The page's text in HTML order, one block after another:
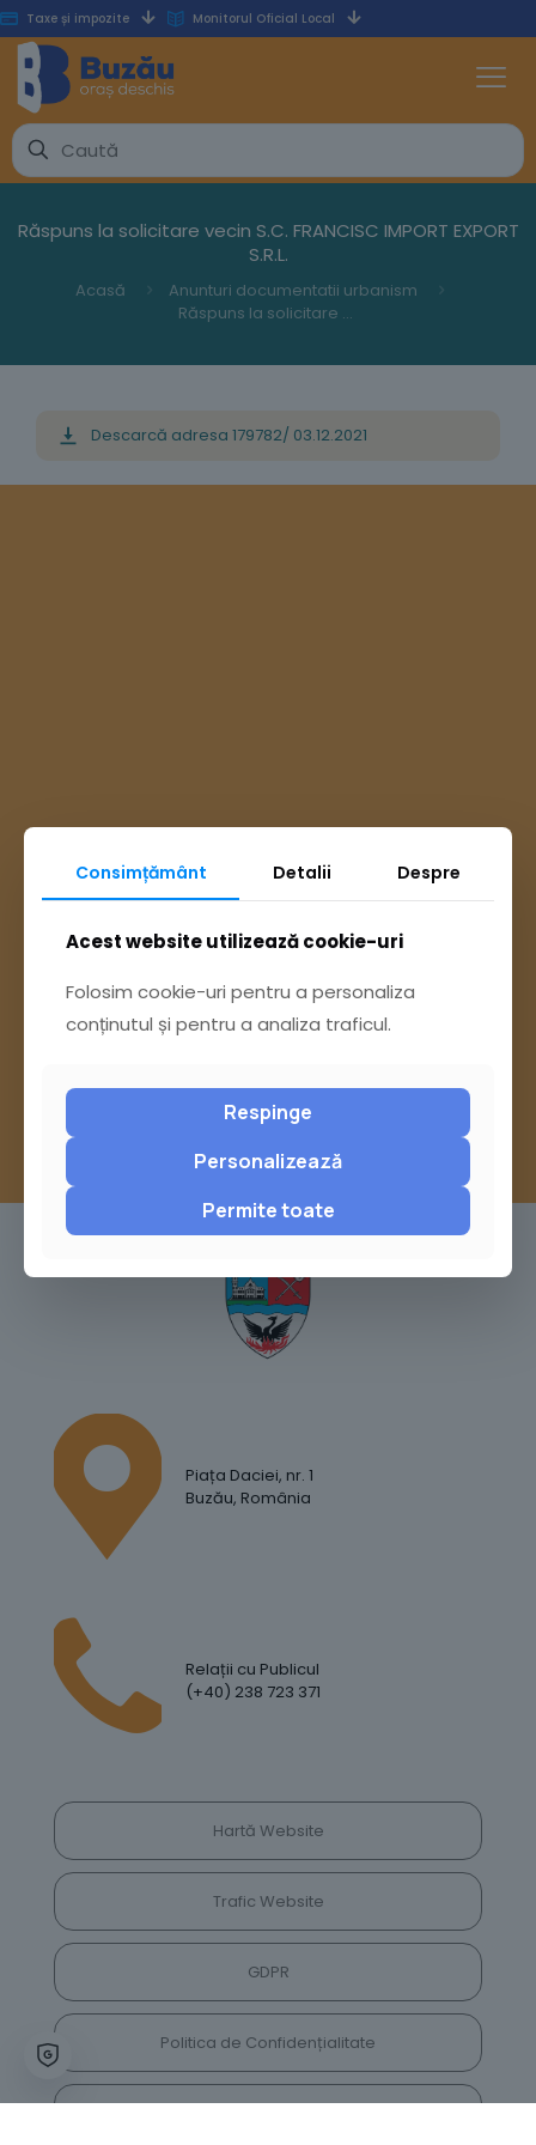
Taxe și impozite Monitorul Oficial Local
Răspuns la solicitare vecin S.C. FRANCISC IMPORT EXPORT
S.R.L.
Acasă
Anunturi documentatii urbanism
Răspuns la solicitare vecin S.C. FRANCISC IMPORT EXPORT S.R.L.
Descarcă adresa 179782/ 03.12.2021
Ai întrebări? Accesează
sau trimite o sesizare pe Buzău City
Piața Daciei, nr. 1
Buzău, România
Relații cu Publicul
(+40) 238 723 371
Hartă Website
Trafic Website
GDPR
Politica de Confidențialitate
Consimțământ Detalii Despre
Acest website utilizează cookie-uri
Folosim cookie-uri pentru a personaliza
conținutul și pentru a analiza traficul.
Respinge
Personalizează
Permite toate